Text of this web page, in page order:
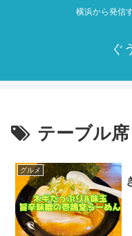
横浜から発信
ぐ
テーブル席
グルメ